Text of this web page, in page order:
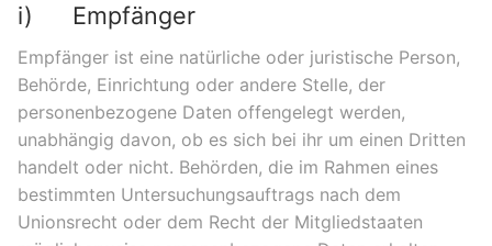
i) Empfänger
Empfänger ist eine natürliche oder juristische Person,
Behörde, Einrichtung oder andere Stelle, der
personenbezogene Daten offengelegt werden,
unabhängig davon, ob es sich bei ihr um einen Dritten
handelt oder nicht. Behörden, die im Rahmen eines
bestimmten Untersuchungsauftrags nach dem
Unionsrecht oder dem Recht der Mitgliedstaaten